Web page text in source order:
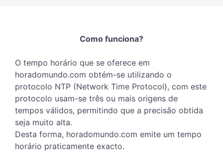
Como funciona?
O tempo horário que se oferece em
horadomundo.com obtém-se utilizando o
protocolo NTP (Network Time Protocol), com este
protocolo usam-se três ou mais origens de
tempos válidos, permitindo que a precisão obtida
seja muito alta.
Desta forma, horadomundo.com emite um tempo
horário praticamente exacto.